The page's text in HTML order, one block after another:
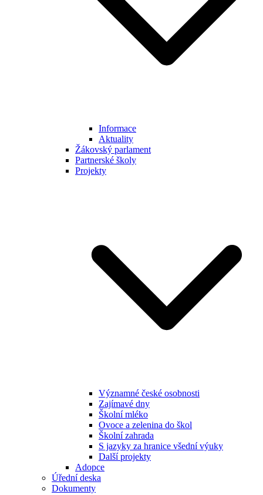
Informace
Aktuality
Žákovský parlament
Partnerské školy
Projekty
Významné české osobnosti
Zajímavé dny
Školní mléko
Ovoce a zelenina do škol
Školní zahrada
S jazyky za hranice všední výuky
Další projekty
Adopce
Úřední deska
Dokumenty